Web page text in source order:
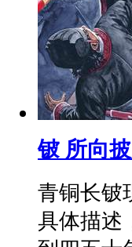
铍 所向
青铜长铍
具体描述